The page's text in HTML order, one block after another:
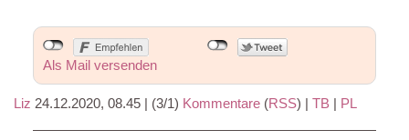
Als Mail versenden
Liz 24.12.2020, 08.45 | (3/1) Kommentare (RSS) | TB | PL